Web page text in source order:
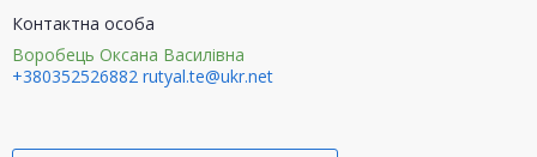
Контактна особа
Воробець Оксана Василівна
+380352526882 rutyal.te@ukr.net